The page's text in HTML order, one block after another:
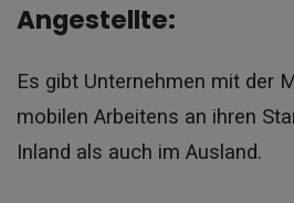
Angestellte:
Es gibt Unternehmen mit der
mobilen Arbeitens an ihren
Inland als auch im Ausland.